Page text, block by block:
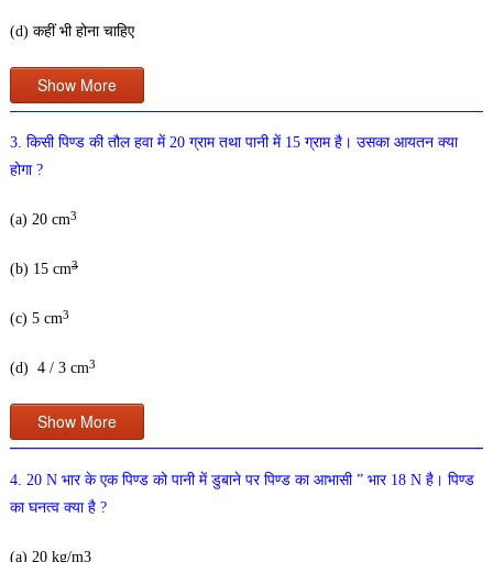
(d) कहीं भी होना चाहिए
Show More
3. किसी पिण्ड की तौल हवा में 20 ग्राम तथा पानी में 15 ग्राम है। उसका आयतन क्या
होगा ?
(a) 20 cm3
(b) 15 cm3
(c) 5 cm3
(d) 4 / 3 cm3
Show More
4. 20 N भार के एक पिण्ड को पानी में डुबाने पर पिण्ड का आभासी ” भार 18 N है। पिण्ड
का घनत्व क्या है ?
(a) 20 kg/m3